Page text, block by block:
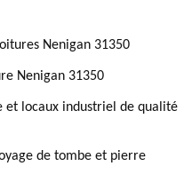
Nenigan 31350
Nenigan 31350
et locaux industriel de qualité
de tombe et pierre